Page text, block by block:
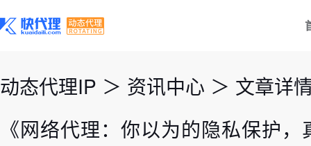
动态代理IP ＞ 资讯中心 ＞ 文章详
《网络代理：你以为的隐私保护